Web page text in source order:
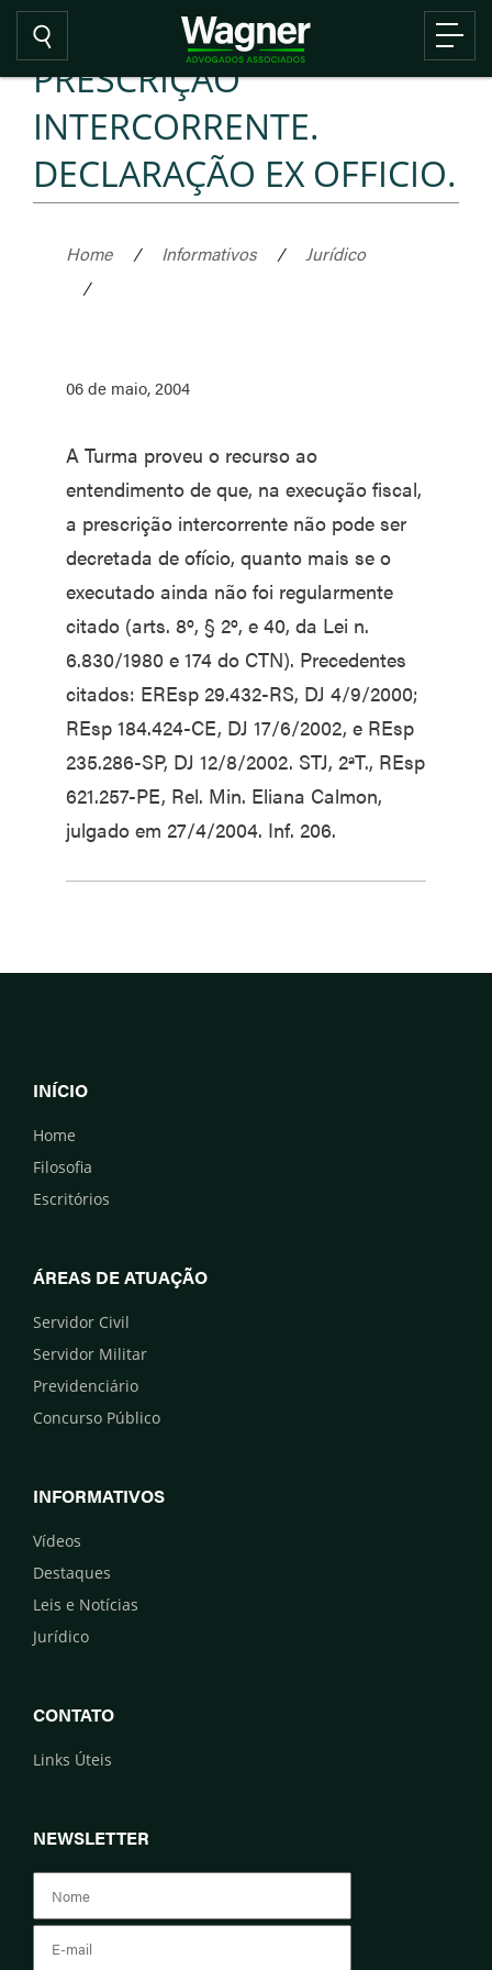
PRESCRIÇÃO
INTERCORRENTE.
DECLARAÇÃO EX OFFICIO.
Home / Informativos /
Jurídico
/
06 de maio, 2004
A Turma proveu o recurso ao
entendimento de que, na execução fiscal,
a prescrição intercorrente não pode ser
decretada de ofício, quanto mais se o
executado ainda não foi regularmente
citado (arts. 8º, § 2º, e 40, da Lei n.
6.830/1980 e 174 do CTN). Precedentes
citados: EREsp 29.432-RS, DJ 4/9/2000;
REsp 184.424-CE, DJ 17/6/2002, e REsp
235.286-SP, DJ 12/8/2002. STJ, 2ªT., REsp
621.257-PE, Rel. Min. Eliana Calmon,
julgado em 27/4/2004. Inf. 206.
INÍCIO
Home
Filosofia
Escritórios
ÁREAS DE ATUAÇÃO
Servidor Civil
Servidor Militar
Previdenciário
Concurso Público
INFORMATIVOS
Vídeos
Destaques
Leis e Notícias
Jurídico
CONTATO
Links Úteis
NEWSLETTER